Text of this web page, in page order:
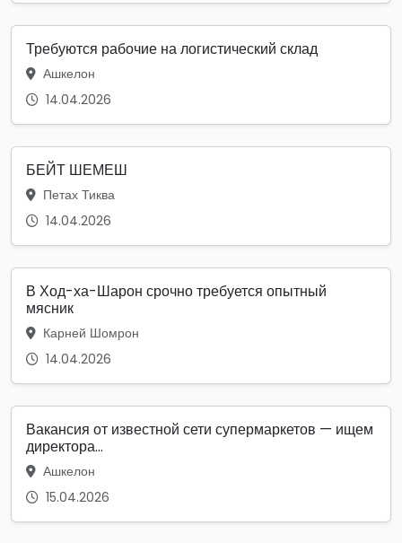
Требуются рабочие на логистический склад
Ашкелон
14.04.2026
БЕЙТ ШЕМЕШ
Петах Тиква
14.04.2026
В Ход-ха-Шарон срочно требуется опытный
мясник
Карней Шомрон
14.04.2026
Вакансия от известной сети супермаркетов — ищем
директора...
Ашкелон
15.04.2026